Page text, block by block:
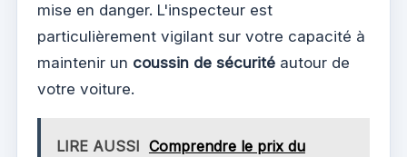
mise en danger. L'inspecteur est
particulièrement vigilant sur votre capacité à
maintenir un coussin de sécurité autour de
votre voiture.
LIRE AUSSI Comprendre le prix du